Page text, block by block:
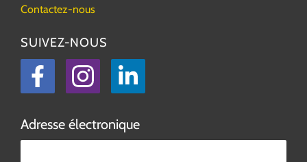
Contactez-nous
SUIVEZ-NOUS
Facebook
Instagram
LinkedIn
Adresse électronique